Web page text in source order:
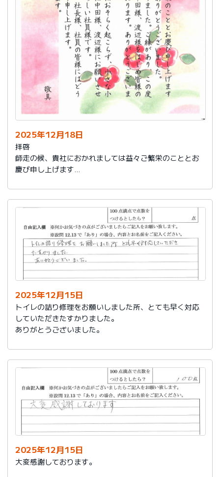
2025年12月18日
拝啓
師走の候、貴社におかれましては益々ご繁栄のこととお
慶び申し上げます
ざいました。
また、本日は心のこもったお葉書を受け取りました。ご
縁があり、この度の拙宅のリフォームを御社様にお願い
し、中田様、渡辺様をはじめ皆様のおかげをもちまし
て、毎日快適に暮らしております。ありがとうございま
した。
今後は、このような規模の修繕を行うことはおそらく起
こらず、小さな小さな修繕になろうかと思いますが、そ
の折は中田様、渡辺様にお願いさせていただくつもりで
おります。とても素晴らしい社員様です。
寒さもひとしお厳しい折でございますので、社長様、社
員の皆様にはどうぞくれぐれもご自愛くださいますよう
お祈り申し上げます。
敬具
2025年12月15日
トイレの詰り修理をお願いしました所、とても早く対応
していただきたすかりました。
ありがとうございました。
2025年12月15日
大変感謝しております。